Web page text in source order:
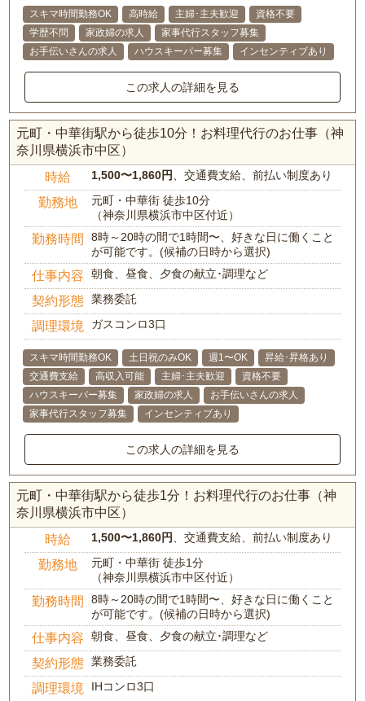
スキマ時間勤務OK 高時給 主婦･主夫歓迎
資格不要
学歴不問
家政婦の求人
家事代行スタッフ募集
お手伝いさんの求人
ハウスキーパー募集 インセンティブあり
この求人の詳細を見る
元町・中華街駅から徒歩10分！お料理代行のお仕事（神
奈川県横浜市中区）
時給 1,500〜1,860円、交通費支給、前払い制度あり
勤務地
元町・中華街 徒歩10分
（神奈川県横浜市中区付近）
勤務時間
8時～20時の間で1時間〜、好きな日に働くこと
が可能です。(候補の日時から選択)
仕事内容 朝食、昼食、夕食の献立･調理など
契約形態 業務委託
調理環境 ガスコンロ3口
スキマ時間勤務OK 土日祝のみOK 週1〜OK
昇給･昇格あり
交通費支給
高収入可能 主婦･主夫歓迎
資格不要
ハウスキーパー募集
家政婦の求人
お手伝いさんの求人
家事代行スタッフ募集
インセンティブあり
この求人の詳細を見る
元町・中華街駅から徒歩1分！お料理代行のお仕事（神
奈川県横浜市中区）
時給 1,500〜1,860円、交通費支給、前払い制度あり
勤務地
元町・中華街 徒歩1分
（神奈川県横浜市中区付近）
勤務時間
8時～20時の間で1時間〜、好きな日に働くこと
が可能です。(候補の日時から選択)
仕事内容 朝食、昼食、夕食の献立･調理など
契約形態 業務委託
調理環境 IHコンロ3口